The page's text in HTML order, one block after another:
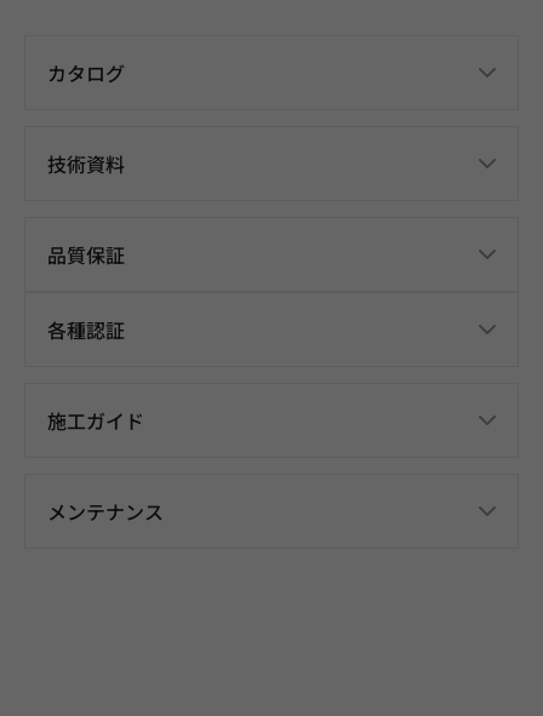
カタログ
技術資料
品質保証
各種認証
施工ガイド
メンテナンス